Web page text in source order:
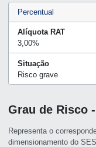
Percentual
Alíquota RAT
3,00%
Situação
Risco grave
Grau de Risco
Representa o
dimensionamento do